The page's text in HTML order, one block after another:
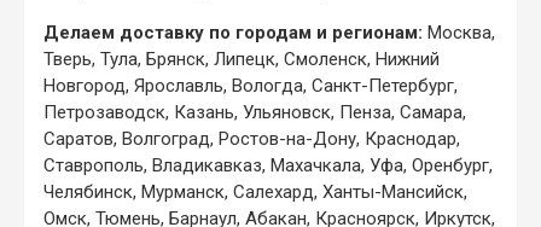
Делаем доставку по городам и регионам: Москва,
Тверь, Тула, Брянск, Липецк, Смоленск, Нижний
Новгород, Ярославль, Вологда, Санкт-Петербург,
Петрозаводск, Казань, Ульяновск, Пенза, Самара,
Саратов, Волгоград, Ростов-на-Дону, Краснодар,
Ставрополь, Владикавказ, Махачкала, Уфа, Оренбург,
Челябинск, Мурманск, Салехард, Ханты-Мансийск,
Омск, Тюмень, Барнаул, Абакан, Красноярск, Иркутск,